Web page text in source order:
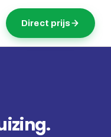
Direct prijs